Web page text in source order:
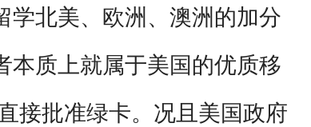
学北美、欧洲、澳洲的加分
本质上就属于美国的优质移
接批准绿卡。况且美国政府